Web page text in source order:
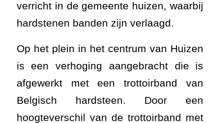
verricht in de gemeente huizen, waarbij
hardstenen banden zijn verlaagd.
Op het plein in het centrum van Huizen
is een verhoging aangebracht die is
afgewerkt met een trottoirband van
Belgisch hardsteen. Door een
hoogteverschil van de trottoirband met